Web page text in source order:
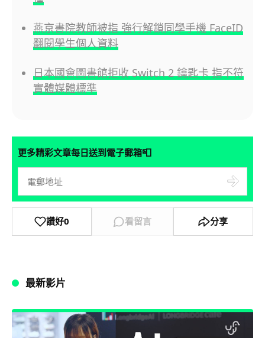
燕京書院教師被指 強行解鎖同學手機 FaceID
翻閱學生個人資料
日本國會圖書館拒收 Switch 2 鑰匙卡 指不符
實體媒體標準
更多精彩文章每日送到電子郵箱📮
讚好0 看留言 分享
最新影片